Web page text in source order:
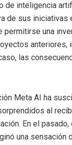
de inteligencia
de sus iniciativas
permitirse una
anteriores,
las
Meta AI ha
al
En el
una sensación